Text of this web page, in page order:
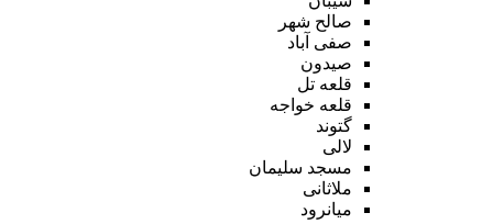
صالح شهر
صفی آباد
صیدون
قلعه تل
قلعه خواجه
گتوند
لالی
مسجد سلیمان
ملاثانی
میانرود